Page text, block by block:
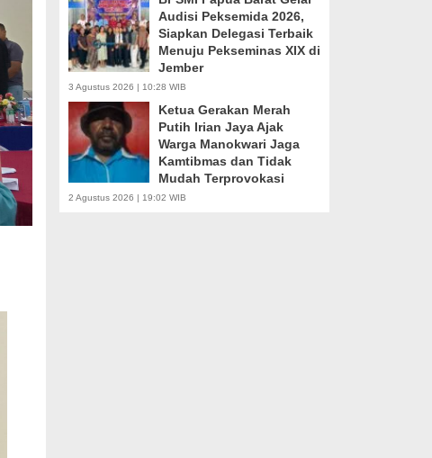
Audisi Peksemida 2026,
Siapkan Delegasi Terbaik
Menuju Pekseminas XIX di
Jember
3 Agustus 2026 | 10:28 WIB
Ketua Gerakan Merah
Putih Irian Jaya Ajak
Warga Manokwari Jaga
Kamtibmas dan Tidak
Mudah Terprovokasi
2 Agustus 2026 | 19:02 WIB